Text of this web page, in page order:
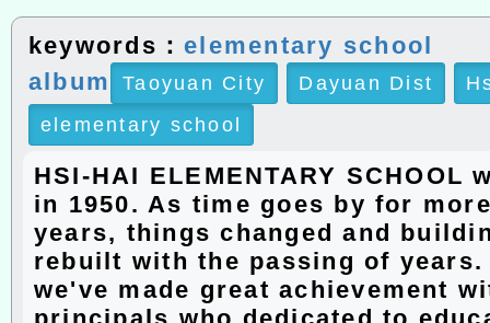
keywords： elementary school
album
Taoyuan City Dayuan Dist
elementary school
HSI-HAI ELEMENTARY SCHOOL
in 1950. As time goes by for
years, things changed and
rebuilt with the passing of years.
we've made great achievement